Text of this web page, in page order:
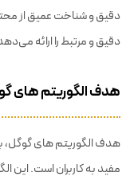
دقیق و شناخت عمیق از
دقیق و مرتبط را ارائه
هدف الگوریتم های
هدف الگوریتم های گوگل،
مفید به کاربران است. این